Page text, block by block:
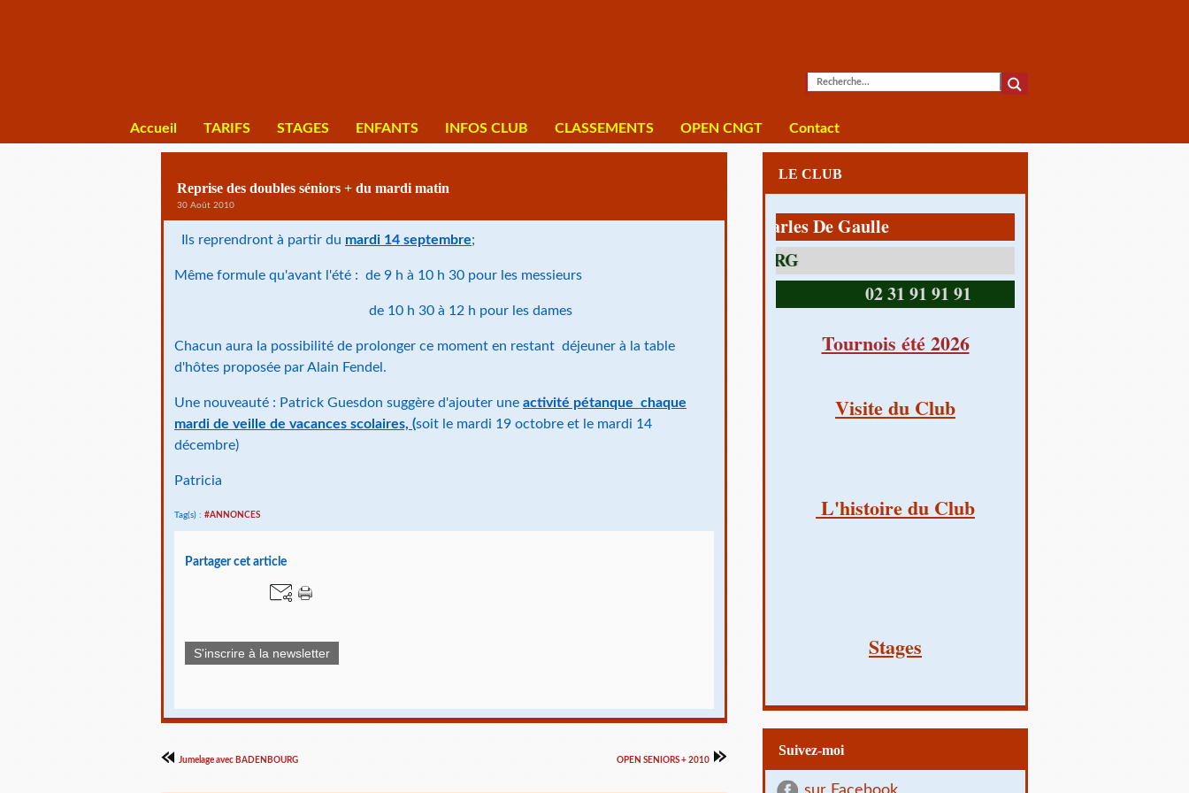
Accueil TARIFS STAGES ENFANTS INFOS CLUB CLASSEMENTS OPEN CNGT Contact
Reprise des doubles séniors + du mardi matin
30 Août 2010
Ils reprendront à partir du mardi 14 septembre;
Même formule qu'avant l'été : de 9 h à 10 h 30 pour les messieurs
de 10 h 30 à 12 h pour les dames
Chacun aura la possibilité de prolonger ce moment en restant déjeuner à la table
d'hôtes proposée par Alain Fendel.
Une nouveauté : Patrick Guesdon suggère d'ajouter une activité pétanque chaque
mardi de veille de vacances scolaires, (soit le mardi 19 octobre et le mardi 14
décembre)
Patricia
Tag(s) : #ANNONCES
Partager cet article
S'inscrire à la newsletter
Jumelage avec BADENBOURG OPEN SENIORS + 2010
LE CLUB
1 av Charles De Gaulle
02 31 91 91 91
Tournois été 2026
Visite du Club
L'histoire du Club
Stages
Suivez-moi
sur Facebook